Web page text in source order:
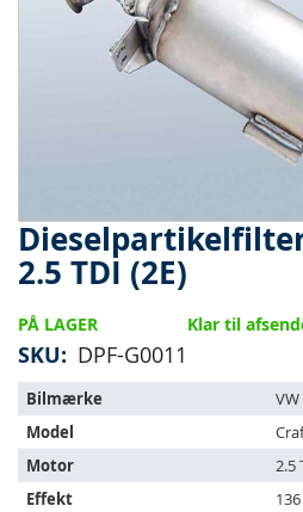
2.5 TDI (2E)
PÅ LAGER
SKU DPF-G0011
Klar til
Varen
passer
til
følgende
køretøjer:
Bilmærke
VW
Model
Motor
2.5
Effekt
Gå
til
starten
billedgalleriet